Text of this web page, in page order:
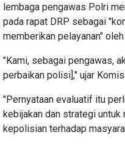
lembaga pengawas Polri
pada rapat DRP sebagai
memberikan pelayanan"
"Kami, sebagai pengawas,
perbaikan polisi]," ujar
"Pernyataan evaluatif itu
kebijakan dan strategi
kepolisian terhadap